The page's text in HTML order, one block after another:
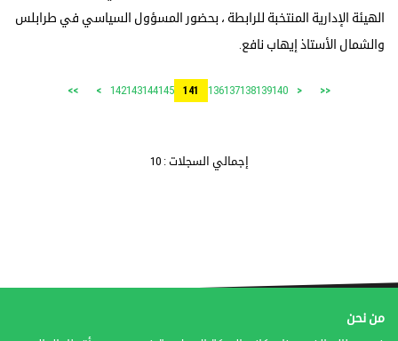
الهيئة الإدارية المنتخبة للرابطة ، بحضور المسؤول السياسي في طرابلس
والشمال الأستاذ إيهاب نافع.
<<
<
136137138139140
141
142143144145
>
>>
إجمالي السجلات : 10
من نحن